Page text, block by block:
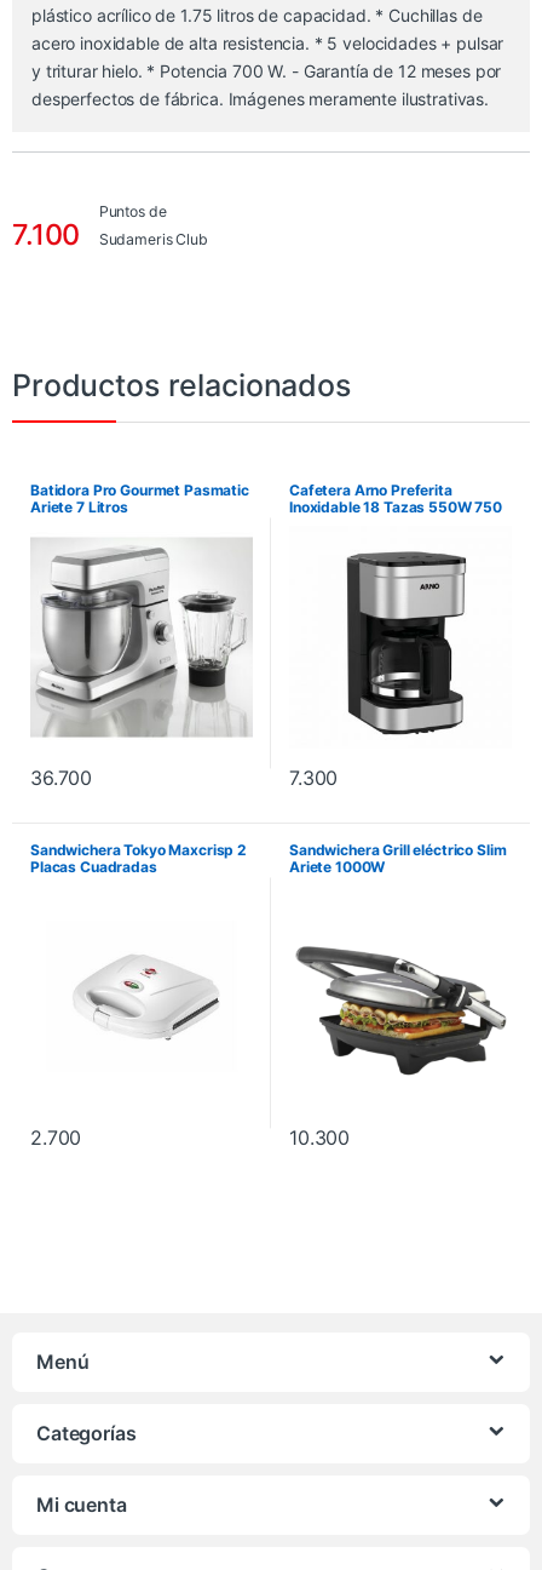
plástico acrílico de 1.75 litros de capacidad. * Cuchillas de
acero inoxidable de alta resistencia. * 5 velocidades + pulsar
y triturar hielo. * Potencia 700 W. - Garantía de 12 meses por
desperfectos de fábrica. Imágenes meramente ilustrativas.
7.100
Puntos de
Sudameris Club
Productos relacionados
Batidora Pro Gourmet Pasmatic
Ariete 7 Litros
36.700
Cafetera Arno Preferita
Inoxidable 18 Tazas 550W 750
7.300
Sandwichera Tokyo Maxcrisp 2
Placas Cuadradas
2.700
Sandwichera Grill eléctrico Slim
Ariete 1000W
10.300
Menú
Categorías
Mi cuenta